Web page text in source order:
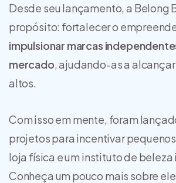
Desde seu lançamento, a Belong
propósito: fortalecer o
impulsionar marcas
mercado, ajudando-as a
altos.
Com isso em mente, foram
projetos para incentivar
loja física e um instituto de
Conheça um pouco mais sobre